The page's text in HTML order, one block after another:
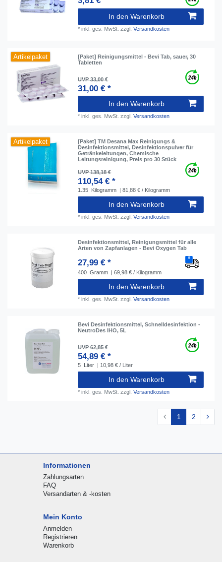
In den Warenkorb
*inkl. ges. MwSt. zzgl.Versandkosten
Artikelpaket
[Paket] Reinigungsmittel - Bevi Tab, sauer, 30
Tabletten
UVP 33,00 €
31,00 € *
In den Warenkorb
*inkl. ges. MwSt. zzgl.Versandkosten
Artikelpaket
[Paket] TM Desana Max Reinigungs &
Desinfektionsmittel, Desinfektionspulver für
Getränkeleitungen, Chemische
Leitungsreinigung, Preis pro 30 Stück
UVP 138,18 €
110,54 € *
1.35 Kilogramm | 81,88 € / Kilogramm
In den Warenkorb
*inkl. ges. MwSt. zzgl.Versandkosten
Desinfektionsmittel, Reinigungsmittel für alle
Arten von Zapfanlagen - Bevi Oxygen Tab
27,99 € *
400 Gramm | 69,98 € / Kilogramm
In den Warenkorb
*inkl. ges. MwSt. zzgl.Versandkosten
Bevi Desinfektionsmittel, Schnelldesinfektion -
NeutroDes IHO, 5L
UVP 62,85 €
54,89 € *
5 Liter | 10,98 € / Liter
In den Warenkorb
*inkl. ges. MwSt. zzgl.Versandkosten
1 2
Informationen
Zahlungsarten
FAQ
Versandarten & -kosten
Mein Konto
Anmelden
Registrieren
Warenkorb